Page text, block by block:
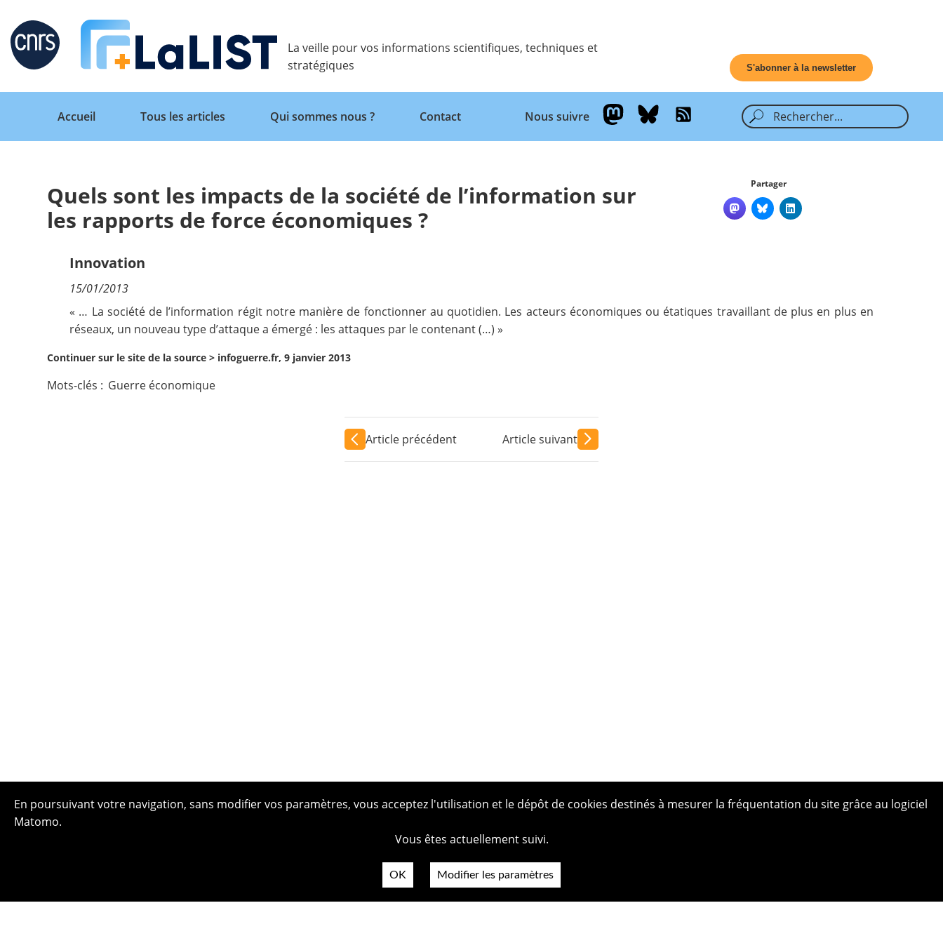
Retour
Accueil
Qui sommes nous ?
Nous suivre
La veille pour vos informations scientifiques, techniques et
stratégiques
S'abonner à la newsletter
Retour
Accueil
Tous les articles Qui sommes nous ? Contact Nous suivre
Quels sont les impacts de la société de l’information sur
les rapports de force économiques ?
Partager
Innovation
15/01/2013
« … La société de l’information régit notre manière de fonctionner au quotidien. Les acteurs économiques ou étatiques travaillant de plus en plus en
réseaux, un nouveau type d’attaque a émergé : les attaques par le contenant (…) »
Continuer sur le site de la source > infoguerre.fr, 9 janvier 2013
Mots-clés : Guerre économique
Article précédent Article suivant
En poursuivant votre navigation, sans modifier vos paramètres, vous acceptez l'utilisation et le dépôt de cookies destinés à mesurer la fréquentation du site grâce au logiciel
Matomo.
Vous êtes actuellement suivi.
OK Modifier les paramètres